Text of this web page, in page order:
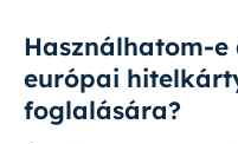
Használhatom-
európai
foglalására?